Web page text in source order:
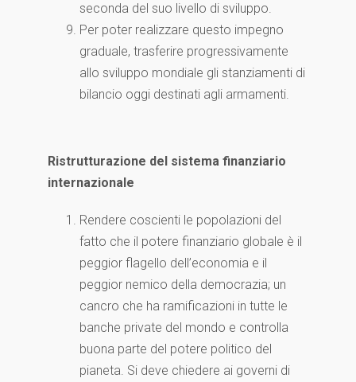
seconda del suo livello di sviluppo.
Per poter realizzare questo impegno
graduale, trasferire progressivamente
allo sviluppo mondiale gli stanziamenti di
bilancio oggi destinati agli armamenti.
Ristrutturazione del sistema finanziario
internazionale
Rendere coscienti le popolazioni del
fatto che il potere finanziario globale è il
peggior flagello dell’economia e il
peggior nemico della democrazia; un
cancro che ha ramificazioni in tutte le
banche private del mondo e controlla
buona parte del potere politico del
pianeta. Si deve chiedere ai governi di